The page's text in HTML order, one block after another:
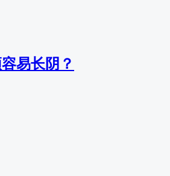
易长阴？